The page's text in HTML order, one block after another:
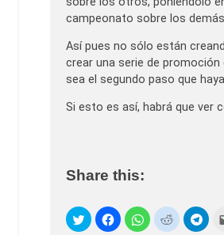
campeonato sobre los
Así pues no sólo están
crear una serie de promoción
sea el segundo paso que
Si esto es así, habrá que ver
Share this: